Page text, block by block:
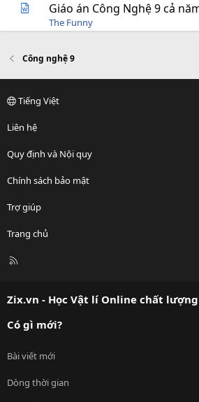
Giáo án Công Nghệ 9 cả
The Funny
Công nghệ 9
Tiếng Việt
Liên hệ
Quy định và Nội quy
Chính sách bảo mật
Trợ giúp
Trang chủ
R
Zix.vn - Học Vật lí Online chất
Có gì mới?
Bài viết mới
Dòng thời gian